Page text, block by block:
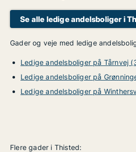
Se alle ledige andelsboliger i
Gader og veje med ledige
Ledige andelsboliger på Tårnvej
Ledige andelsboliger på
Ledige andelsboliger på
Flere gader i Thisted: